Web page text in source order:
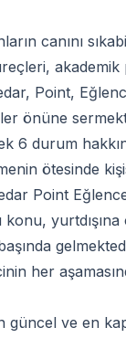
canını
Point,
önüne
6 durum
ötesinde
Point
her
güncel ve en